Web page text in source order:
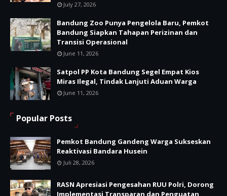
July 27, 2026
Bandung Zoo Punya Pengelola Baru, Pemkot
Bandung Siapkan Tahapan Perizinan dan
Transisi Operasional
June 11, 2026
Satpol PP Kota Bandung Segel Empat Kios
Miras Ilegal, Tindak Lanjuti Aduan Warga
June 11, 2026
Popular Posts
Pemkot Bandung Gandeng Warga Sukseskan
Reaktivasi Bandara Husein
Juli 28, 2026
RASN Apresiasi Pengesahan RUU Polri, Dorong
Implementasi Transparan dan Penguatan